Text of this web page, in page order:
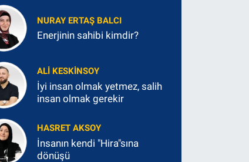
NURAY ERTAŞ BALCI
Enerjinin sahibi kimdir?
ALI KESKINSOY
İyi insan olmak yetmez, salih
insan olmak gerekir
HASRET AKSOY
İnsanın kendi "Hira"sına
dönüşü